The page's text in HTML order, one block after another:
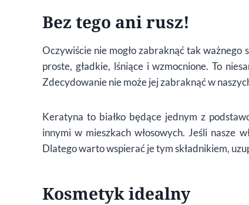
Bez tego ani rusz!
Oczywiście nie mogło zabraknąć tak ważnego
proste, gładkie, lśniące i wzmocnione. To
Zdecydowanie nie może jej zabraknąć w
Keratyna to białko będące jednym z
innymi w mieszkach włosowych. Jeśli nasze
Dlatego warto wspierać je tym składnikiem,
Kosmetyk idealny